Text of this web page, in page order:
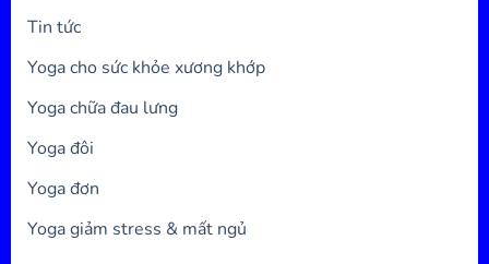
Tin tức
Yoga cho sức khỏe xương khớp
Yoga chữa đau lưng
Yoga đôi
Yoga đơn
Yoga giảm stress & mất ngủ